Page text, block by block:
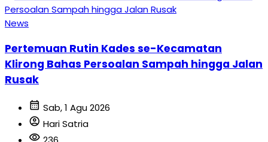
News
Pertemuan Rutin Kades se-Kecamatan
Klirong Bahas Persoalan Sampah hingga Jalan
Rusak
calendar_month Sab, 1 Agu 2026
account_circle Hari Satria
visibility